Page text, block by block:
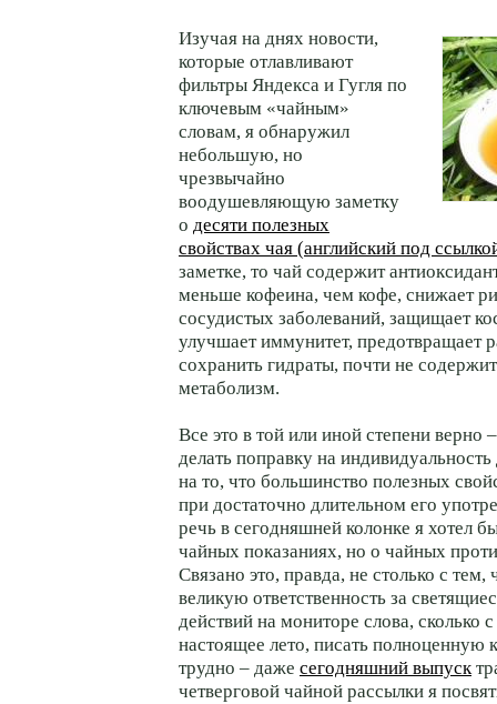
Изучая на днях новости,
которые отлавливают
фильтры Яндекса и Гугля по
ключевым «чайным»
словам, я обнаружил
небольшую, но
чрезвычайно
воодушевляющую заметку
о десяти полезных
свойствах чая (английский под
заметке, то чай содержит
меньше кофеина, чем кофе, снижает
сосудистых заболеваний, защищает
улучшает иммунитет, предотвращает
сохранить гидраты, почти не
метаболизм.
Все это в той или иной степени верно
делать поправку на индивидуальность
на то, что большинство полезных
при достаточно длительном его
речь в сегодняшней колонке я хотел
чайных показаниях, но о чайных
Связано это, правда, не столько с тем,
великую ответственность за
действий на мониторе слова, сколько
настоящее лето, писать полноценную
трудно – даже сегодняшний выпуск
четверговой чайной рассылки я